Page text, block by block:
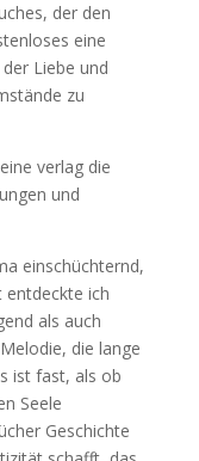
der den
eine
Liebe und
zu
verlag die
und
einschüchternd,
ich
als auch
die lange
ist fast, als ob
Seele
Geschichte